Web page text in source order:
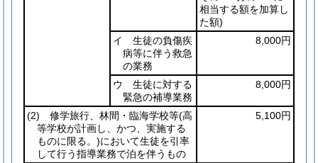
相当する額を加算し
た額)
イ 生徒の負傷疾
病等に伴う救急
の業務
8,000円
ウ 生徒に対する
緊急の補導業務
8,000円
(2) 修学旅行、林間・臨海学校等(高
等学校が計画し、かつ、実施する
ものに限る。)において生徒を引率
して行う指導業務で泊を伴うもの
5,100円